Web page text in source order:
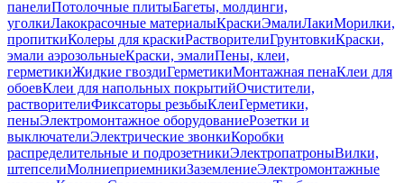
панелиПотолочные плитыБагеты, молдинги,
уголкиЛакокрасочные материалыКраскиЭмалиЛакиМорилки,
пропиткиКолеры для краскиРастворителиГрунтовкиКраски,
эмали аэрозольныеКраски, эмалиПены, клеи,
герметикиЖидкие гвоздиГерметикиМонтажная пенаКлеи для
обоевКлеи для напольных покрытийОчистители,
растворителиФиксаторы резьбыКлеиГерметики,
пеныЭлектромонтажное оборудованиеРозетки и
выключателиЭлектрические звонкиКоробки
распределительные и подрозетникиЭлектропатроныВилки,
штепселиМолниеприемникиЗаземлениеЭлектромонтажные